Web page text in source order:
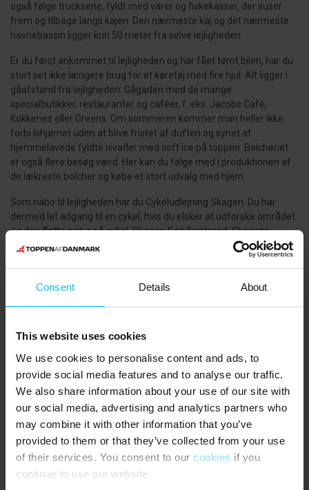
Consent Details About
This website uses cookies
We use cookies to personalise content and ads, to
provide social media features and to analyse our traffic.
We also share information about your use of our site with
our social media, advertising and analytics partners who
may combine it with other information that you’ve
provided to them or that they’ve collected from your use
of their services. You consent to our cookies if you
continue to use our website.
også følge trucksene, fyldt med varer og fiskekasser, der suser
frem og tilbage langs kajen. Den nærmeste kaj og det nærmeste
havnebassin ligger kun 50 meter fra selve lejligheden.
Er du først ankommet til lejligheden og har fået tømt bilen, har du
stort set ikke længere brug for et køretøj med fire hjul. Alt ligger i
gåafstand fra lejligheden: Gågaden med de mange
specialbutikker, restauranter og caféer, f. eks. Jacobs Café,
Kokkenes eller Greens. Om sommeren kommer man heller ikke
forbi Ishjørnet uden at blive fristet af duften og synet af
hjemmelavede fyldte isvafler med soft ice på toppen. Bolcheriet
er også flere besøg værd. Her kan du følge med i produktionen af
de lækreste bolcher og købe et stort udvalg med hjem.
Som nabo til lejligheden har du Cykeludlejning Skagen. Du har
dermed let adgang til en cykel, hvis du elsker at udforske området
og den flotte natur på cykel. Skagen Sønderstrand, Skagens
bedste badestrand med livredderere om sommeren, ligger kun
1.500 meter fra ferielejligheden. Er det ikke lige årstid for de lange
til Grenen, Danmarks nordligste spids.
Husdyr ikke tilladt.
GODT AT VIDE:
Privat parkeringsplads til to biler på venstre side af huset.
Ingen udlejning til ungdomsgrupper. Lejer skal være fyldt 25 og
være til stede i hele lejeperioden.
Fast forudbetalt tillæg for el, vand og varme.